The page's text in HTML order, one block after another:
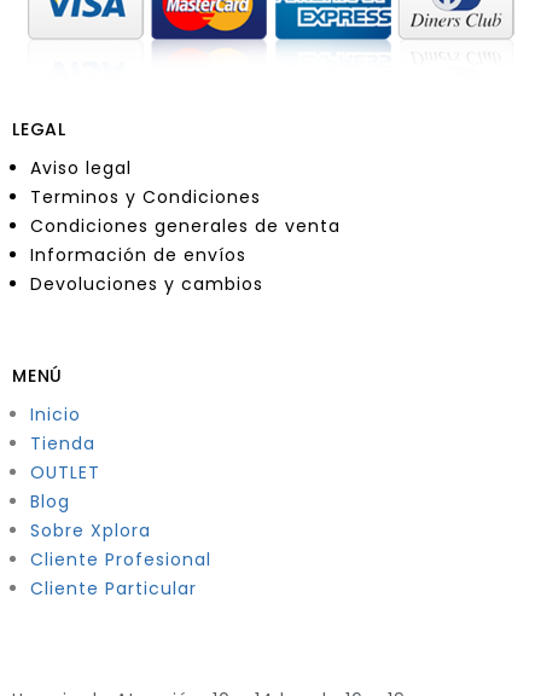
LEGAL
Aviso legal
Terminos y Condiciones
Condiciones generales de venta
Información de envíos
Devoluciones y cambios
MENÚ
Inicio
Tienda
OUTLET
Blog
Sobre Xplora
Cliente Profesional
Cliente Particular